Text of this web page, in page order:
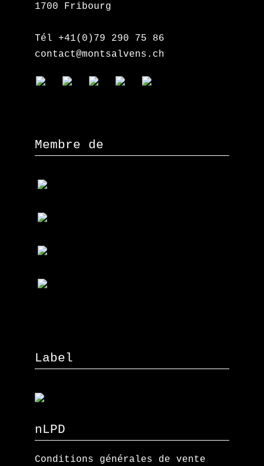
1700 Fribourg
Tél +41(0)79 290 75 86
contact@montsalvens.ch
Membre de
Label
nLPD
Conditions générales de vente